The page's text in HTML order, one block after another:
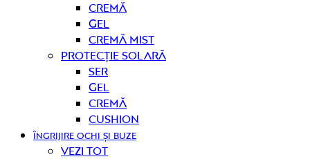
Cremă
Gel
Cremă mist
Protecție solară
Ser
Gel
Cremă
Cushion
ÎNGRIJIRE OCHI ȘI BUZE
Vezi tot